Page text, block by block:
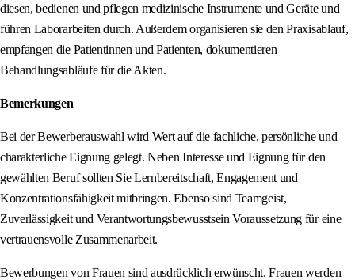
diesen, bedienen und pflegen medizinische Instrumente und Geräte und
führen Laborarbeiten durch. Außerdem organisieren sie den Praxisablauf,
empfangen die Patientinnen und Patienten, dokumentieren
Behandlungsabläufe für die Akten.
Bemerkungen
Bei der Bewerberauswahl wird Wert auf die fachliche, persönliche und
charakterliche Eignung gelegt. Neben Interesse und Eignung für den
gewählten Beruf sollten Sie Lernbereitschaft, Engagement und
Konzentrationsfähigkeit mitbringen. Ebenso sind Teamgeist,
Zuverlässigkeit und Verantwortungsbewusstsein Voraussetzung für eine
vertrauensvolle Zusammenarbeit.
Bewerbungen von Frauen sind ausdrücklich erwünscht. Frauen werden